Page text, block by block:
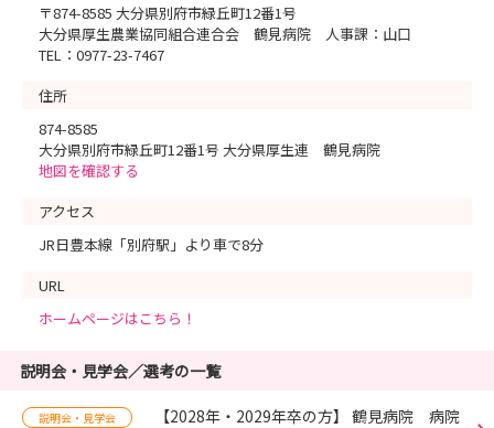
〒874-8585 大分県別府市緑丘町12番1号
大分県厚生農業協同組合連合会 鶴見病院 人事課：山口
TEL：0977-23-7467
住所
874-8585
大分県別府市緑丘町12番1号 大分県厚生連 鶴見病院
地図を確認する
アクセス
JR日豊本線「別府駅」より車で8分
URL
ホームページはこちら！
説明会・見学会／選考の一覧
説明会・見学会
【2028年・2029年卒の方】 鶴見病院 病院